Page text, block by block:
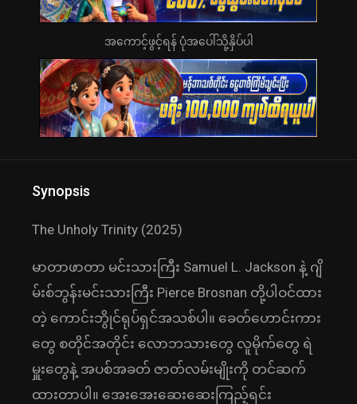
အကောင့်ဖွင့်ရန် ပုံအပေါ်သို့နှိပ်ပါ
Synopsis
The Unholy Trinity (2025)
မာတာဖာတာ မင်းသားကြီး Samuel L. Jackson နဲ့ ဂျိ
မ်းစ်ဘွန်းမင်းသားကြီး Pierce Brosnan တို့ပါဝင်ထား
တဲ့ ကောင်းဘွိုင်ရုပ်ရှင်အသစ်ပါ။ ခေတ်ဟောင်းကား
တွေ စတိုင်အတိုင်း လောဘသားတွေ လူမိုက်တွေ ရဲ
မှူးတွေနဲ့ အပစ်အခတ် ဇာတ်လမ်းမျိုးကို တင်ဆက်
ထားတာပါ။ အေးအေးဆေးဆေးကြည့်ရင်း